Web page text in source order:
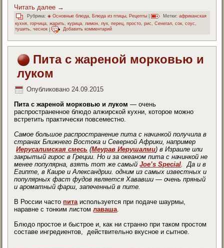
Читать далее →
Рубрика: ◈ Основные блюда Блюда из птицы Рецепты Метки: африканская
кухня ,горчица ,жарить ,курица лимон лук ,перец ,просто ,рис ,Сенегал ,сок ,соус
тушить,чеснок | Добавить комментарий
Пита с жареной морковью и
луком
Опубликовано 24.09.2015
Пита с жареной морковью и луком — очень
распространенное блюдо алжирской кухни, которое можно
встретить практически повсеместно.
Самое большое распространение пита с начинкой получила в
странах Ближнего Востока и Северной Африки, например
Иерусалимская смесь (Меурав Иерушалми) в Израиле или
закрытый гирос в Греции. Но и за океаном пита с начинкой не
менее популярна, взять тот же самыйJoe’s Special. Да и в
Египте, в Каире и Александрии. одним из самых известных и
популярных фаст фудов является Хававши — очень пряный
и ароматный фарш, запеченный в пите.
В России часто питаиспользуется при подаче шаурмы,
наравне с тонким листомлаваша.
Блюдо простое и быстрое и, как ни странно при таком простом
составе ингредиентов, действительно вкусное и сытное.